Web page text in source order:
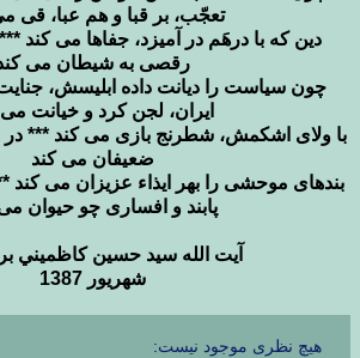
تعجّب، بر قبا و هم عبا، قی
دین که با درهَم در آمیزد، جفاها می کند
رقصی به شیطان می
چون سیاست را دیانت داده ابلیسش،
ایران، لجن کرد و خیانت
با ولای اشکمش، شطرنج بازی می کند *** در
ضعیفان می کند
بندهای موحشی را بهر ایذاء عزیزان می کند
پابند و افساری چو حیوان
آيت الله سيد حسين كاظميني
شهريور 1387
هیچ نظری موجود نیست: